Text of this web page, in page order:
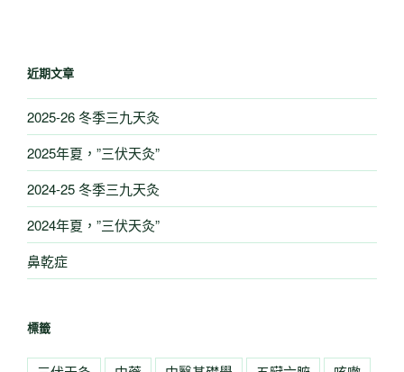
近期文章
2025-26 冬季三九天灸
2025年夏，”三伏天灸”
2024-25 冬季三九天灸
2024年夏，”三伏天灸”
鼻乾症
標籤